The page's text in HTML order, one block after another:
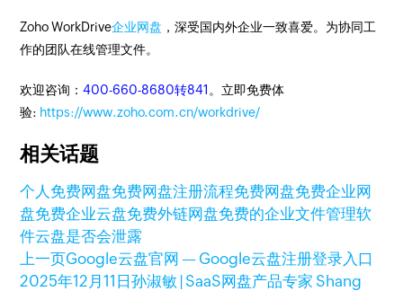
Zoho WorkDrive企业网盘 ，深受国内外企业一致喜爱。为协同工
作的团队在线管理文件。
欢迎咨询：400-660-8680转841 。立即免费体
验: https://www.zoho.com.cn/workdrive/
相关话题
个人免费网盘免费网盘注册流程免费网盘免费企业网
盘免费企业云盘免费外链网盘免费的企业文件管理软
件云盘是否会泄露
上一页Google云盘官网 — Google云盘注册登录入口
2025年12月11日孙淑敏 | SaaS网盘产品专家 Shang